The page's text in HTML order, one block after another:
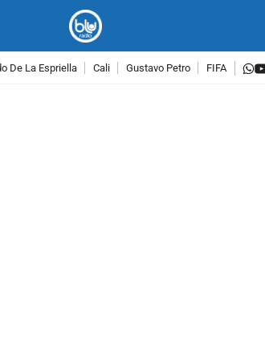
De La Espriella Cali Gustavo Petro FIFA